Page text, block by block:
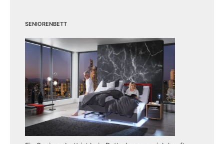
Seniorenbett